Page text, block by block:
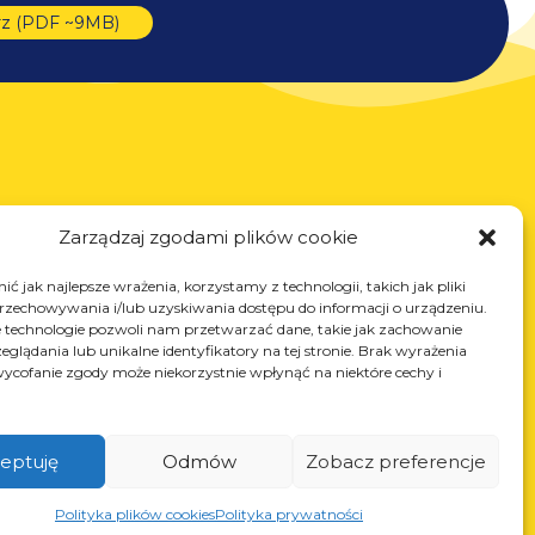
Zarządzaj zgodami plików cookie
jak najlepsze wrażenia, korzystamy z technologii, takich jak pliki
i/lub uzyskiwania dostępu do informacji o urządzeniu.
technologie pozwoli nam przetwarzać dane, takie jak zachowanie
lub unikalne identyfikatory na tej stronie. Brak wyrażenia
zgody może niekorzystnie wpłynąć na niektóre cechy i
Odmów Zobacz preferencje
Polityka plików cookiesPolityka prywatności
(PDF ~9MB)
Malowanie proszkowe
Spawanie automatyczne i manualne